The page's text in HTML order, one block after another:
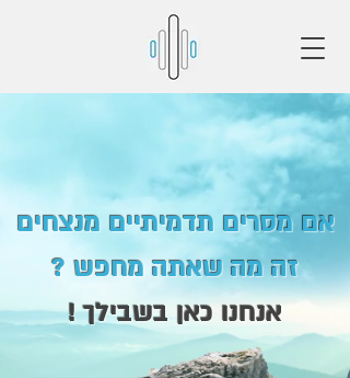
אם מסרים תדמיתיים מנצחים
זה מה שאתה מחפש ?
אנחנו כאן בשבילך !